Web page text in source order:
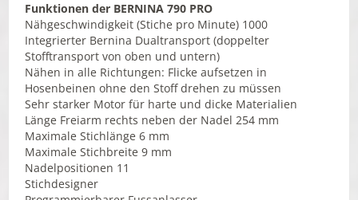
Funktionen der BERNINA 790 PRO
Nähgeschwindigkeit (Stiche pro Minute) 1000
Integrierter Bernina Dualtransport (doppelter
Stofftransport von oben und untern)
Nähen in alle Richtungen: Flicke aufsetzen in
Hosenbeinen ohne den Stoff drehen zu müssen
Sehr starker Motor für harte und dicke Materialien
Länge Freiarm rechts neben der Nadel 254 mm
Maximale Stichlänge 6 mm
Maximale Stichbreite 9 mm
Nadelpositionen 11
Stichdesigner